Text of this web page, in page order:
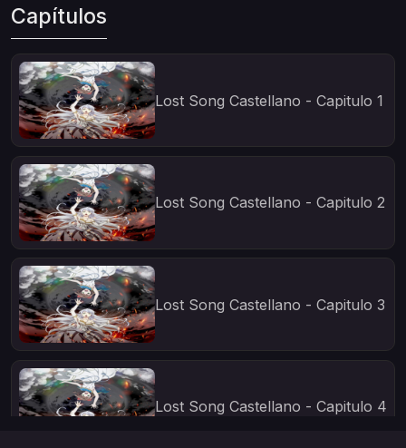
Capítulos
Lost Song Castellano - Capitulo 1
Lost Song Castellano - Capitulo 2
Lost Song Castellano - Capitulo 3
Lost Song Castellano - Capitulo 4